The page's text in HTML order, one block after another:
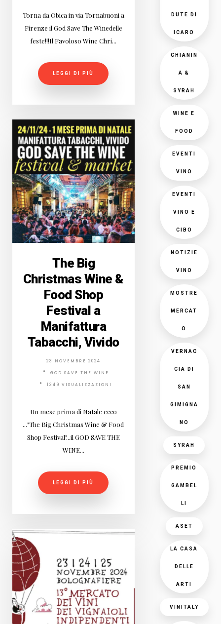
Torna da Obica in via Tornabuoni a
Firenze il God Save The Winedelle
feste!!!Il Favoloso Wine Chri...
LEGGI DI PIÙ
The Big
Christmas Wine &
Food Shop
Festival a
Manifattura
Tabacchi, Vivido
23 NOVEMBRE 2024
GOD SAVE THE WINE
1349 VISUALIZZAZIONI
Un mese prima di Natale ecco
..."The Big Christmas Wine & Food
Shop Festival"...il GOD SAVE THE
WINE...
LEGGI DI PIÙ
DUTE DI
ICARO
CHIANIN
A &
SYRAH
WINE E
FOOD
EVENTI
VINO
EVENTI
VINO E
CIBO
NOTIZIE
VINO
MOSTRE
MERCAT
O
VERNAC
CIA DI
SAN
GIMIGNA
NO
SYRAH
PREMIO
GAMBEL
LI
ASET
LA CASA
DELLE
ARTI
VINITALY